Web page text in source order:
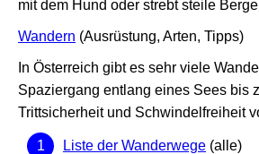
mit dem Hund oder strebt steile
Wandern (Ausrüstung, Arten, Tipps)
In Österreich gibt es sehr viele
Spaziergang entlang eines Sees bis
Trittsicherheit und Schwindelfreiheit
Liste der Wanderwege (alle)